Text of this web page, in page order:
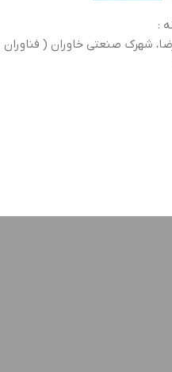
:
١۴ جاده امام رضا، شهرک صنعتی خاوران ( فناوران